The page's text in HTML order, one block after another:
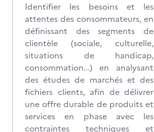
Identifier les besoins et les
attentes des consommateurs, en
définissant des segments de
clientèle (sociale, culturelle,
situations de handicap,
consommation...) en analysant
des études de marchés et des
fichiers clients, afin de délivrer
une offre durable de produits et
services en phase avec les
contraintes techniques et